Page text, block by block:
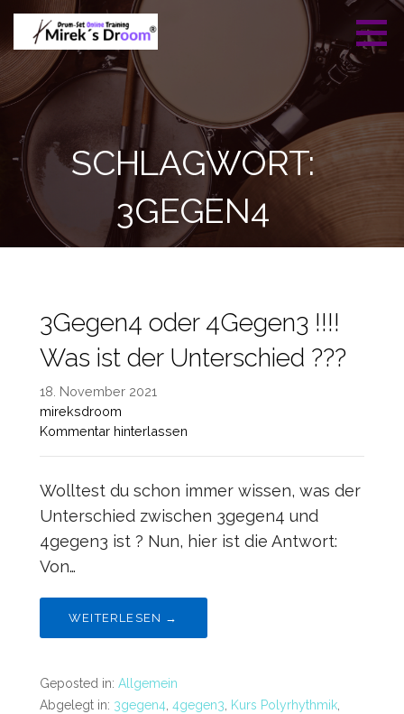
Zum
Inhalt
springen
Mireks Droom -
Drumset Online
Training
Professionelles Drumset
Training
SCHLAGWORT:
3GEGEN4
3Gegen4 oder 4Gegen3 !!!!
Was ist der Unterschied ???
18. November 2021
mireksdroom
Kommentar hinterlassen
Wolltest du schon immer wissen, was der
Unterschied zwischen 3gegen4 und
4gegen3 ist ? Nun, hier ist die Antwort:
Von…
WEITERLESEN →
Geposted in: Allgemein
Abgelegt in: 3gegen4 4gegen3 Kurs Polyrhythmik